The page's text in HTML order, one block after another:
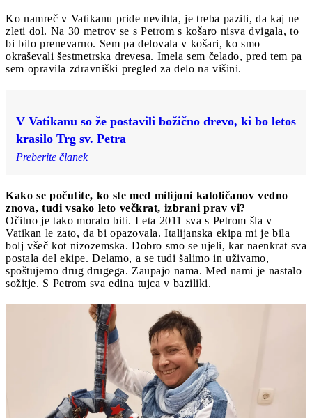
Ko namreč v Vatikanu pride nevihta, je treba paziti, da kaj ne
zleti dol. Na 30 metrov se s Petrom s košaro nisva dvigala, to
bi bilo prenevarno. Sem pa delovala v košari, ko smo
okraševali šestmetrska drevesa. Imela sem čelado, pred tem pa
sem opravila zdravniški pregled za delo na višini.
V Vatikanu so že postavili božično drevo, ki bo letos
krasilo Trg sv. Petra
Preberite članek
Kako se počutite, ko ste med milijoni katoličanov vedno
znova, tudi vsako leto večkrat, izbrani prav vi?
Očitno je tako moralo biti. Leta 2011 sva s Petrom šla v
Vatikan le zato, da bi opazovala. Italijanska ekipa mi je bila
bolj všeč kot nizozemska. Dobro smo se ujeli, kar naenkrat sva
postala del ekipe. Delamo, a se tudi šalimo in uživamo,
spoštujemo drug drugega. Zaupajo nama. Med nami je nastalo
sožitje. S Petrom sva edina tujca v baziliki.